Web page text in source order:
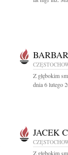
Z głębokim
dnia 6 lutego
JACEK
Z głębokim